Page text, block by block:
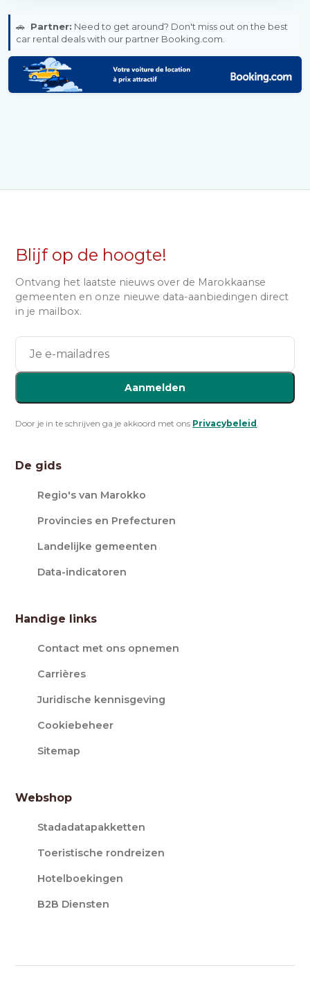
🚗 Partner: Need to get around? Don't miss out on the best
car rental deals with our partner Booking.com.
Blijf op de hoogte!
Ontvang het laatste nieuws over de Marokkaanse
gemeenten en onze nieuwe data-aanbiedingen direct
in je mailbox.
Aanmelden
Door je in te schrijven ga je akkoord met ons Privacybeleid
De gids
Regio's van Marokko
Provincies en Prefecturen
Landelijke gemeenten
Data-indicatoren
Handige links
Contact met ons opnemen
Carrières
Juridische kennisgeving
Cookiebeheer
Sitemap
Webshop
Stadadatapakketten
Toeristische rondreizen
Hotelboekingen
B2B Diensten